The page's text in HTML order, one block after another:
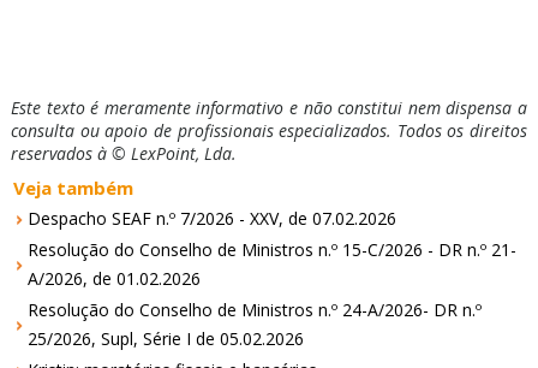
Este texto é meramente informativo e não constitui nem dispensa a
consulta ou apoio de profissionais especializados. Todos os direitos
reservados à © LexPoint, Lda.
Veja também
Despacho SEAF n.º 7/2026 - XXV, de 07.02.2026
Resolução do Conselho de Ministros n.º 15-C/2026 - DR n.º 21-
A/2026, de 01.02.2026
Resolução do Conselho de Ministros n.º 24-A/2026- DR n.º
25/2026, Supl, Série I de 05.02.2026